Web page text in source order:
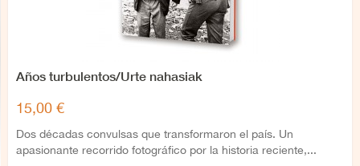
Años turbulentos/Urte nahasiak
15,00 €
Dos décadas convulsas que transformaron el país. Un
apasionante recorrido fotográfico por la historia reciente,...